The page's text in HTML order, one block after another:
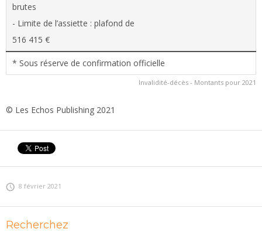
Invalidité-décès - Montants pour 2021
brutes
- Limite de l’assiette : plafond de
516 415 €
* Sous réserve de confirmation officielle
© Les Echos Publishing 2021
8 février 2021
Recherchez